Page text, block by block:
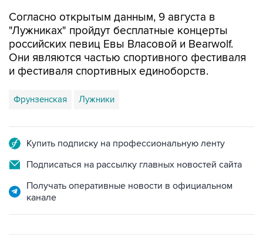
Согласно открытым данным, 9 августа в
"Лужниках" пройдут бесплатные концерты
российских певиц Евы Власовой и Bearwolf.
Они являются частью спортивного фестиваля
и фестиваля спортивных единоборств.
Фрунзенская Лужники
Купить подписку на профессиональную ленту
Подписаться на рассылку главных новостей сайта
Получать оперативные новости в официальном
канале